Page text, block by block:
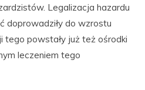
Legalizacja hazardu
doprowadziły do wzrostu
tego powstały już też ośrodki
leczeniem tego